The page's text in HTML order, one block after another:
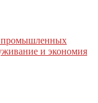
промышленных
и экономия